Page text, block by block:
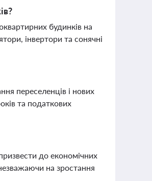
будинків на
інвертори та сонячні
переселенців і нових
та податкових
до економічних
на зростання